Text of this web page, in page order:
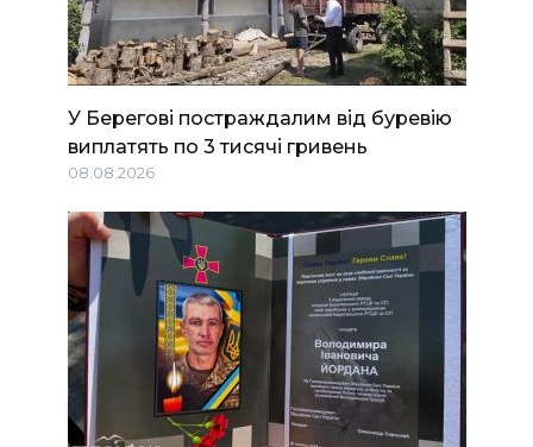
У Берегові постраждалим від буревію
виплатять по 3 тисячі гривень
08.08.2026